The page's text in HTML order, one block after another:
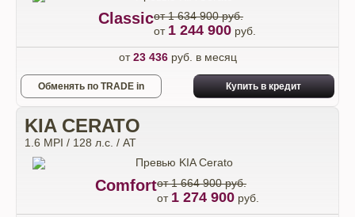
Classicот 1 634 900 руб.
от 1 244 900 руб.
от23 436руб. в месяц
Обменять по TRADE in Купить в кредит
KIA CERATO
1.6 MPI / 128 л.с. / AT
Comfortот 1 664 900 руб.
от 1 274 900 руб.